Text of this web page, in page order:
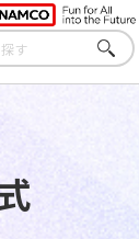
さが
す